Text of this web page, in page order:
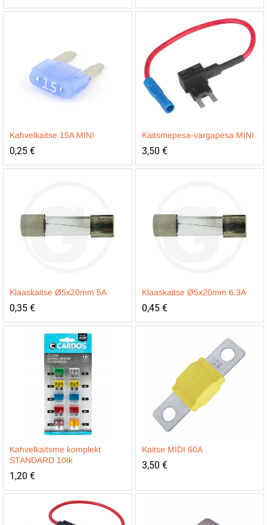
Kahvelkaitse 15A MINI
0,25 €
Kaitsmepesa-vargapesa MINI
3,50 €
Klaaskaitse Ø5x20mm 5A
0,35 €
Klaaskaitse Ø5x20mm 6.3A
0,45 €
Kahvelkaitsme komplekt
STANDARD 10tk
1,20 €
Kaitse MIDI 60A
3,50 €